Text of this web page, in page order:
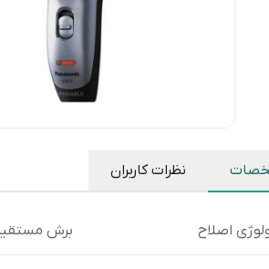
نظرات کاربران
اصلاح برش